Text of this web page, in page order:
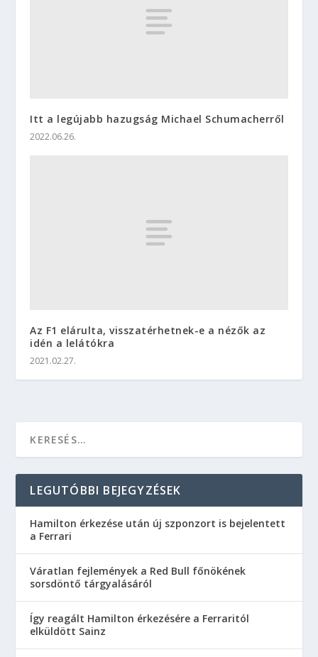
Itt a legújabb hazugság Michael Schumacherről
2022.06.26.
Az F1 elárulta, visszatérhetnek-e a nézők az
idén a lelátókra
2021.02.27.
LEGUTÓBBI BEJEGYZÉSEK
Hamilton érkezése után új szponzort is bejelentett
a Ferrari
Váratlan fejlemények a Red Bull főnökének
sorsdöntő tárgyalásáról
Így reagált Hamilton érkezésére a Ferraritól
elküldött Sainz